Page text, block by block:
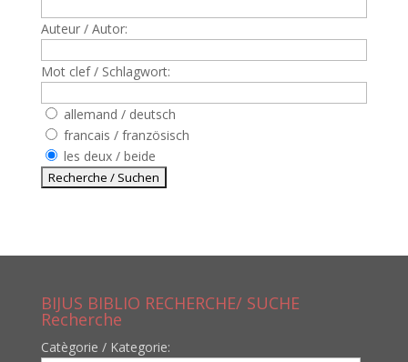
Auteur / Autor:
Mot clef / Schlagwort:
allemand / deutsch
francais / französisch
les deux / beide
BIJUS BIBLIO RECHERCHE/ SUCHE
Recherche
Catègorie / Kategorie: